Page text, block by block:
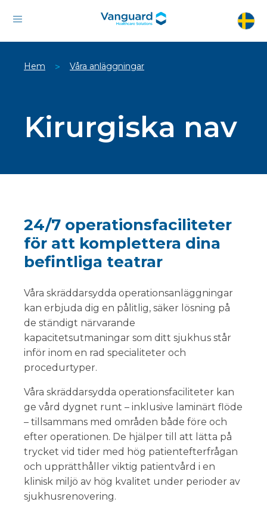
Hem > Våra anläggningar
Kirurgiska nav
24/7 operationsfaciliteter
för att komplettera dina
befintliga teatrar
Våra skräddarsydda operationsanläggningar
kan erbjuda dig en pålitlig, säker lösning på
de ständigt närvarande
kapacitetsutmaningar som ditt sjukhus står
inför inom en rad specialiteter och
procedurtyper.
Våra skräddarsydda operationsfaciliteter kan
ge vård dygnet runt – inklusive laminärt flöde
– tillsammans med områden både före och
efter operationen. De hjälper till att lätta på
trycket vid tider med hög patientefterfrågan
och upprätthåller viktig patientvård i en
klinisk miljö av hög kvalitet under perioder av
sjukhusrenovering.